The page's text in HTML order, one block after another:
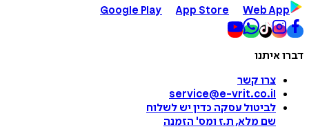
Google Play
App Store Web App
דברו איתנו
צרו קשר
service@e-vrit.co.il
לביטול עסקה כדין יש לשלוח
שם מלא, ת.ז ומס' הזמנה